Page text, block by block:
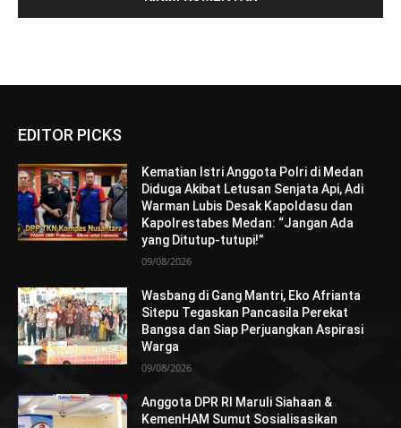
EDITOR PICKS
Kematian Istri Anggota Polri di Medan
Diduga Akibat Letusan Senjata Api, Adi
Warman Lubis Desak Kapoldasu dan
Kapolrestabes Medan: “Jangan Ada
yang Ditutup-tutupi!”
09/08/2026
Wasbang di Gang Mantri, Eko Afrianta
Sitepu Tegaskan Pancasila Perekat
Bangsa dan Siap Perjuangkan Aspirasi
Warga
09/08/2026
Anggota DPR RI Maruli Siahaan &
KemenHAM Sumut Sosialisasikan